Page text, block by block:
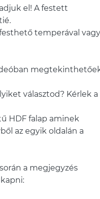
el! A festett
temperával vagy
választod? Kérlek a
HDF falap aminek
az egyik oldalán a
a megjegyzés